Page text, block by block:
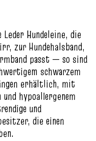
Hundeleine, die
zur Hundehalsband,
passt — so sind
schwarzem
erhältlich, mit
hypoallergenem
und
die einen